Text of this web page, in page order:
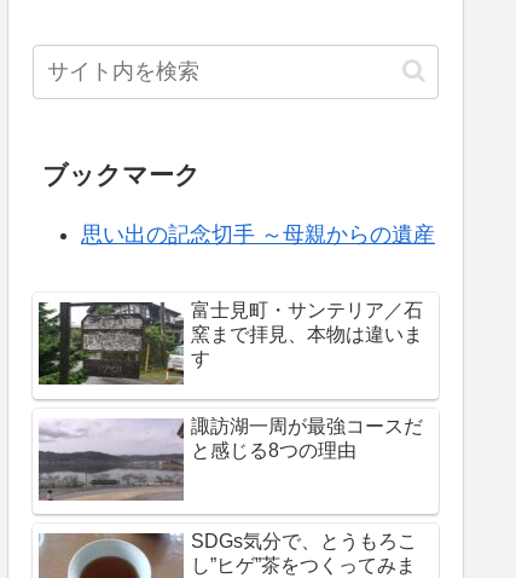
ブックマーク
思い出の記念切手 ～母親からの遺産
富士見町・サンテリア／石
窯まで拝見、本物は違いま
す
諏訪湖一周が最強コースだ
と感じる8つの理由
SDGs気分で、とうもろこ
し”ヒゲ”茶をつくってみま